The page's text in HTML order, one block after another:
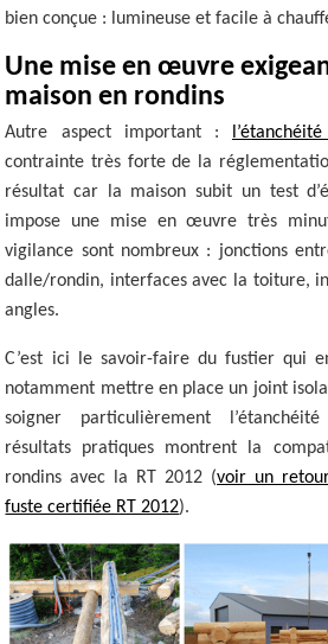
bien conçue : lumineuse et facile à
Une mise en œuvre
maison en rondins
Autre aspect important :
contrainte très forte de la
résultat car la maison subit un test
impose une mise en œuvre très
vigilance sont nombreux : jonctions
dalle/rondin, interfaces avec la toiture,
angles.
C’est ici le savoir-faire du fustier qui
notamment mettre en place un joint
soigner particulièrement
résultats pratiques montrent la
rondins avec la RT 2012 (voir un
fuste certifiée RT 2012).